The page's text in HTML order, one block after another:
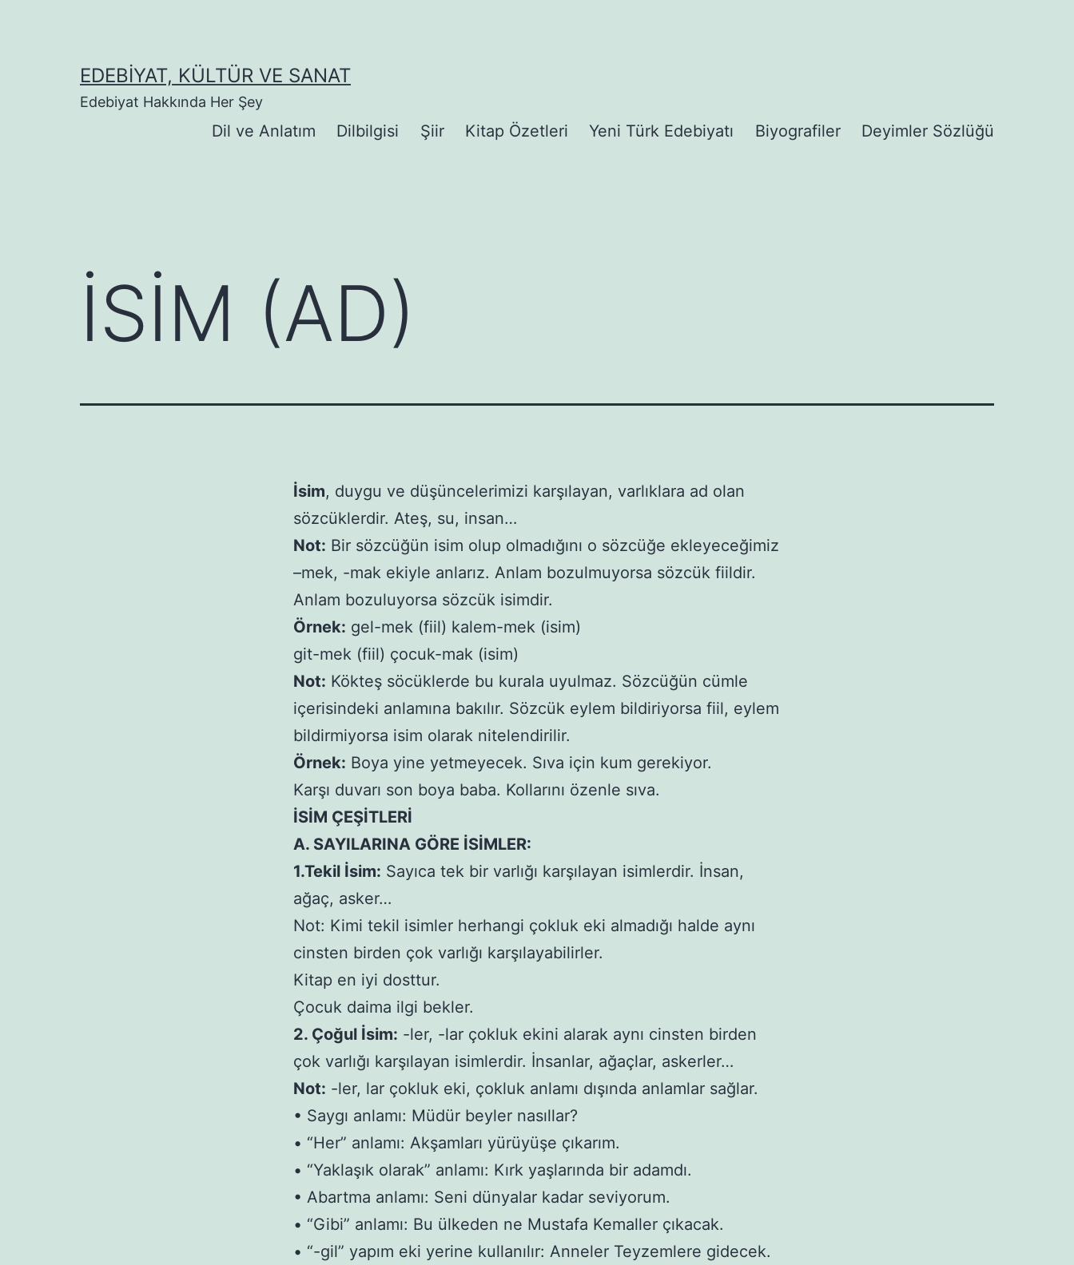
EDEBIYAT, KÜLTÜR VE SANAT
Edebiyat Hakkında Her Şey
Dil ve Anlatım Dilbilgisi Şiir Kitap Özetleri Yeni Türk Edebiyatı Biyografiler Deyimler Sözlüğü
İSİM (AD)
İsim, duygu ve düşüncelerimizi karşılayan, varlıklara ad olan
sözcüklerdir. Ateş, su, insan…
Not: Bir sözcüğün isim olup olmadığını o sözcüğe ekleyeceğimiz
–mek, -mak ekiyle anlarız. Anlam bozulmuyorsa sözcük fiildir.
Anlam bozuluyorsa sözcük isimdir.
Örnek: gel-mek (fiil) kalem-mek (isim)
git-mek (fiil) çocuk-mak (isim)
Not: Kökteş söcüklerde bu kurala uyulmaz. Sözcüğün cümle
içerisindeki anlamına bakılır. Sözcük eylem bildiriyorsa fiil, eylem
bildirmiyorsa isim olarak nitelendirilir.
Örnek: Boya yine yetmeyecek. Sıva için kum gerekiyor.
Karşı duvarı son boya baba. Kollarını özenle sıva.
İSİM ÇEŞİTLERİ
A. SAYILARINA GÖRE İSİMLER:
1.Tekil İsim: Sayıca tek bir varlığı karşılayan isimlerdir. İnsan,
ağaç, asker…
Not: Kimi tekil isimler herhangi çokluk eki almadığı halde aynı
cinsten birden çok varlığı karşılayabilirler.
Kitap en iyi dosttur.
Çocuk daima ilgi bekler.
2. Çoğul İsim: -ler, -lar çokluk ekini alarak aynı cinsten birden
çok varlığı karşılayan isimlerdir. İnsanlar, ağaçlar, askerler…
Not: -ler, lar çokluk eki, çokluk anlamı dışında anlamlar sağlar.
• Saygı anlamı: Müdür beyler nasıllar?
• “Her” anlamı: Akşamları yürüyüşe çıkarım.
• “Yaklaşık olarak” anlamı: Kırk yaşlarında bir adamdı.
• Abartma anlamı: Seni dünyalar kadar seviyorum.
• “Gibi” anlamı: Bu ülkeden ne Mustafa Kemaller çıkacak.
• “-gil” yapım eki yerine kullanılır: Anneler Teyzemlere gidecek.